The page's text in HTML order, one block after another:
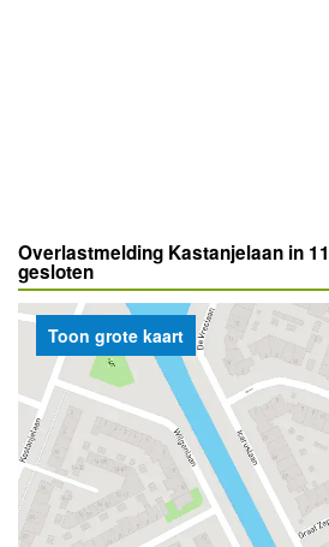
Overlastmelding Kastanjelaan in
gesloten
Toon grote kaart